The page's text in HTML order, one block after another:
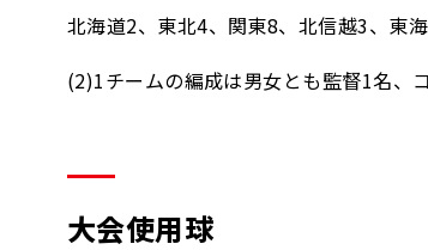
北海道2、東北4、関東8、北信越3、東
(2)1チームの編成は男女とも監督1名、
大会使用球